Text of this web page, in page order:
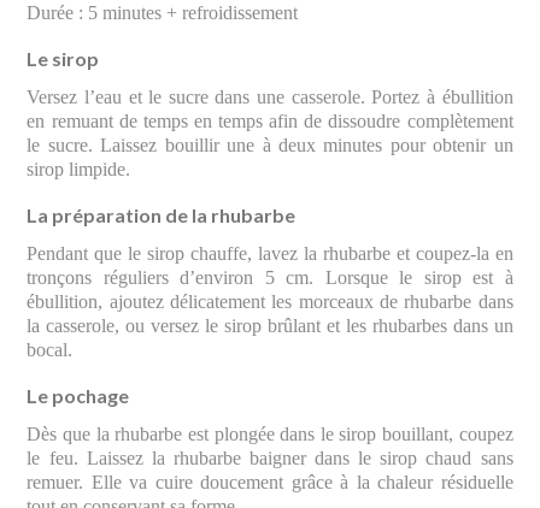
Durée : 5 minutes + refroidissement
Le sirop
Versez l’eau et le sucre dans une casserole. Portez à ébullition
en remuant de temps en temps afin de dissoudre complètement
le sucre. Laissez bouillir une à deux minutes pour obtenir un
sirop limpide.
La préparation de la rhubarbe
Pendant que le sirop chauffe, lavez la rhubarbe et coupez-la en
tronçons réguliers d’environ 5 cm. Lorsque le sirop est à
ébullition, ajoutez délicatement les morceaux de rhubarbe dans
la casserole, ou versez le sirop brûlant et les rhubarbes dans un
bocal.
Le pochage
Dès que la rhubarbe est plongée dans le sirop bouillant, coupez
le feu. Laissez la rhubarbe baigner dans le sirop chaud sans
remuer. Elle va cuire doucement grâce à la chaleur résiduelle